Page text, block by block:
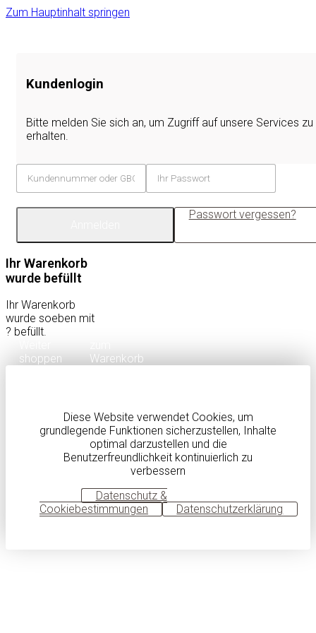
Zum Hauptinhalt springen
Kundenlogin
Bitte melden Sie sich an, um Zugriff auf unsere Services zu
erhalten.
Passwort vergessen?
Ihr Warenkorb
wurde befüllt
Ihr Warenkorb
wurde soeben mit
? befüllt.
shoppen
Warenkorb
Diese Website verwendet Cookies, um
grundlegende Funktionen sicherzustellen, Inhalte
optimal darzustellen und die
Benutzerfreundlichkeit kontinuierlich zu
verbessern
Datenschutz &
Cookiebestimmungen
Datenschutzerklärung